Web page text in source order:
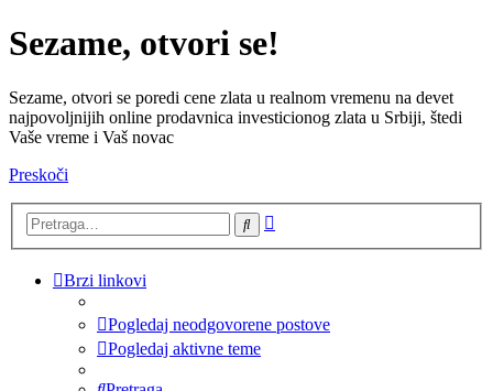
Sezame, otvori se!
Sezame, otvori se poredi cene zlata u realnom vremenu na devet
najpovoljnijih online prodavnica investicionog zlata u Srbiji, štedi
Vaše vreme i Vaš novac
Preskoči
Pretraga
Brzi linkovi
Pogledaj neodgovorene postove
Pogledaj aktivne teme